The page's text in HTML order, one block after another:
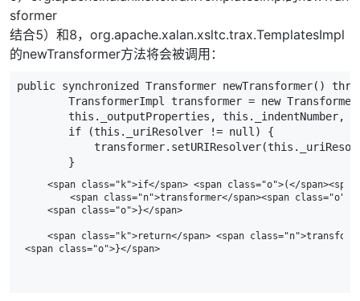
sformer
结合5）和8，org.apache.xalan.xsltc.trax.TemplatesImpl
的newTransformer方法将会被调用：
public synchronized Transformer newTransformer()
TransformerImpl
transformer = new
this . _outputProperties , this . _indentNumber,
if
(this . _uriResolver != null )
{
transformer. setURIResolver(this .
}
<span class="k">if</span> <span class="o">(</
<span class="n">transformer</span><span
    <span class="o">}</span>
<span class="k">return</span> <span